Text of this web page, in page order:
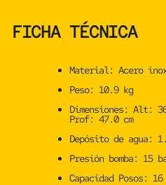
FICHA TÉCNICA
Material: Acero
Peso: 10.9 kg
Dimensiones: Alt:
Prof: 47.0 cm
Depósito de agua:
Presión bomba: 15
Capacidad Posos: 16